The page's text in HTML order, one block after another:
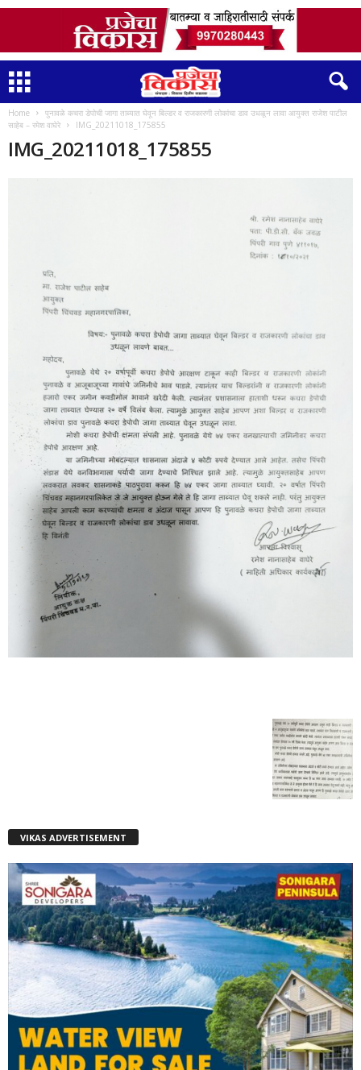
Home
पुनावळे कचरा डेपोची जागा ताब्यात घेवून बिल्डर व राजकारणी लोकांचा डाव उधळून लावा आयुक्त राजेश पाटील
साहेब – रमेश वाघेरे
IMG_20211018_175855
IMG_20211018_175855
VIKAS ADVERTISEMENT